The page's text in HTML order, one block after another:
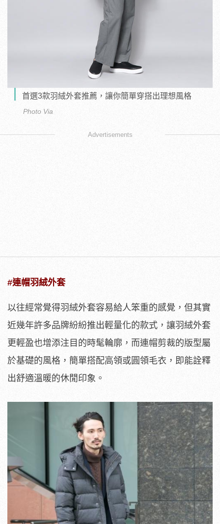
首選3款羽絨外套推薦，讓你簡單穿搭出理想風格
Photo Via
Advertisements
#連帽羽絨外套
以往經常覺得羽絨外套容易給人笨重的感覺，但其實
近幾年許多品牌紛紛推出輕量化的款式，讓羽絨外套
更輕盈也增添注目的時髦輪廓，而連帽剪裁的版型屬
於基礎的風格，簡單搭配高領或圓領毛衣，即能詮釋
出舒適溫暖的休閒印象。